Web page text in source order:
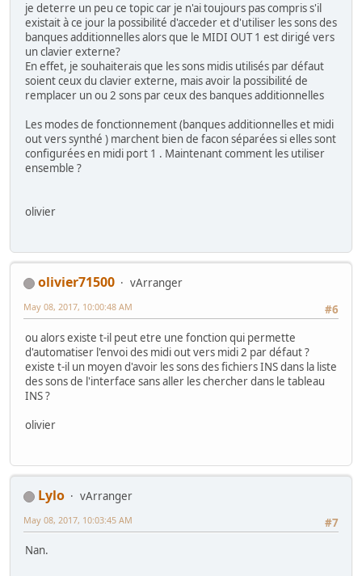
je deterre un peu ce topic car je n'ai toujours pas compris s'il
existait à ce jour la possibilité d'acceder et d'utiliser les sons des
banques additionnelles alors que le MIDI OUT 1 est dirigé vers
un clavier externe?
En effet, je souhaiterais que les sons midis utilisés par défaut
soient ceux du clavier externe, mais avoir la possibilité de
remplacer un ou 2 sons par ceux des banques additionnelles
Les modes de fonctionnement (banques additionnelles et midi
out vers synthé ) marchent bien de facon séparées si elles sont
configurées en midi port 1 . Maintenant comment les utiliser
ensemble ?
olivier
olivier71500
vArranger
#6
May 08, 2017, 10:00:48 AM
ou alors existe t-il peut etre une fonction qui permette
d'automatiser l'envoi des midi out vers midi 2 par défaut ?
existe t-il un moyen d'avoir les sons des fichiers INS dans la liste
des sons de l'interface sans aller les chercher dans le tableau
INS ?
olivier
Lylo
vArranger
#7
May 08, 2017, 10:03:45 AM
Nan.